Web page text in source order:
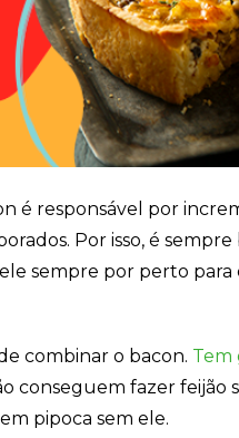
é responsável por
Por isso, é
sempre por perto para
combinar o bacon. Tem
conseguem fazer feijão
pipoca sem ele.
para o
funcionamento
do site.
Eu aceito os
Cookies de
Funcionalidade
possamos
funcionalidade e
estrutura do site,
com base na
Eu aceito os
Cookies de